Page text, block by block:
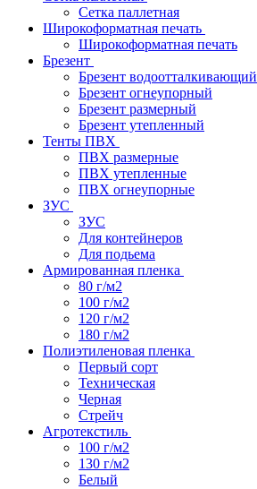
Сетка паллетная
Широкоформатная печать
Широкоформатная печать
Брезент
Брезент водоотталкивающий
Брезент огнеупорный
Брезент размерный
Брезент утепленный
Тенты ПВХ
ПВХ размерные
ПВХ утепленные
ПВХ огнеупорные
ЗУС
ЗУС
Для контейнеров
Для подьема
Армированная пленка
80 г/м2
100 г/м2
120 г/м2
180 г/м2
Полиэтиленовая пленка
Первый сорт
Техническая
Черная
Стрейч
Агротекстиль
100 г/м2
130 г/м2
Белый